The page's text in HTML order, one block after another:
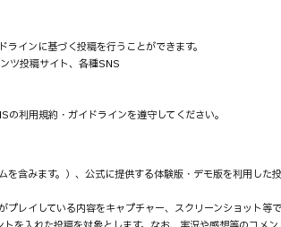
インに基づく投稿を行うことができます。
ツ投稿サイト、各種SNS
利用規約・ガイドラインを遵守してください。
含みます。）、公式に提供する体験版・デモ版を利用した投
レイしている内容をキャプチャー、スクリーンショット等で